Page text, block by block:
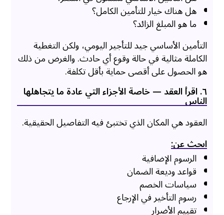
هل هناك خيار للتأمين الكامل؟
ما هو المبلغ الزائد؟
التأمين الأساسي جيد للتأجير اليومي، ولكن التغطية
الكاملة مثالية في حالة وقوع أي حادث. والغرض من ذلك
هو الحصول على أقصى حماية بأقل تكلفة.
٦. اقرأ العقد — خاصة الأجزاء التي عادة ما يتجاهلها
الناس
العقود هي المكان الذي تختبئ فيه التفاصيل الحقيقية.
ابحث عن:
الرسوم الإضافية
قواعد وديعة الضمان
سياسات الخصم
رسوم التأخير في الإرجاع
تقييم الأضرار